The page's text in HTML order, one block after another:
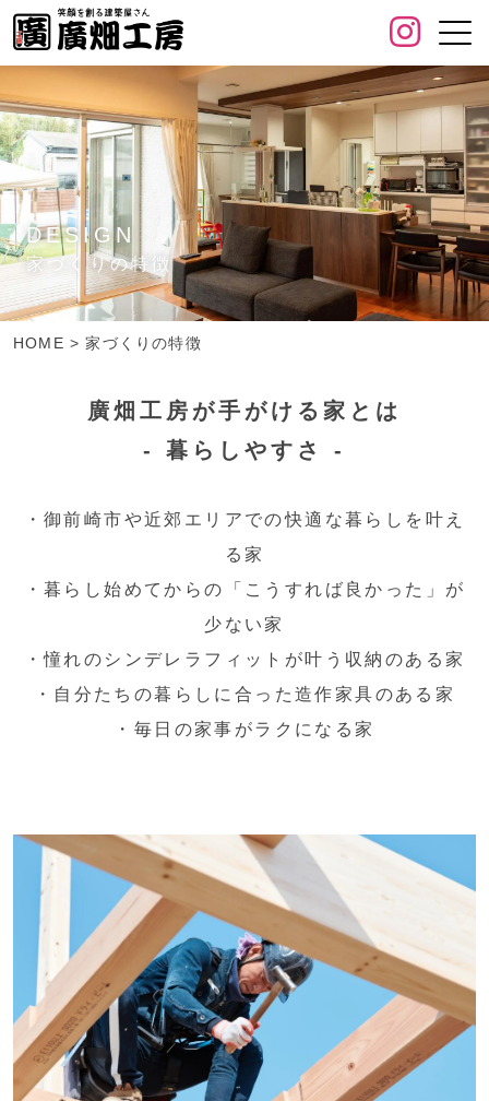
DESIGN
家づくりの特徴
HOME >家づくりの特徴
廣畑工房が手がける家とは
- 暮らしやすさ -
・御前崎市や近郊エリアでの快適な暮らしを叶え
る家
・暮らし始めてからの「こうすれば良かった」が
少ない家
・憧れのシンデレラフィットが叶う収納のある家
・自分たちの暮らしに合った造作家具のある家
・毎日の家事がラクになる家